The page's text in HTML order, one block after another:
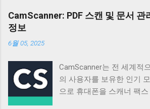
CamScanner: PDF 스캔 및 문서 관
정보
6월 05, 2025
CamScanner는 전 세계적
의 사용자를 보유한 인기
으로 휴대폰을 스캐너 팩스